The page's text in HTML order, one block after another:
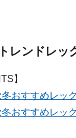
レンドレッ
】
おすすめレッ
おすすめレッ